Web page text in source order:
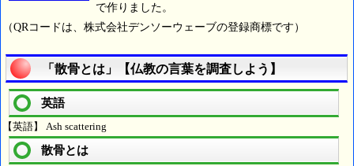
で作りました。
（QRコードは、株式会社デンソーウェーブの登録商標です）
「散骨とは」【仏教の言葉を調査しよう】
英語
【英語】 Ash scattering
散骨とは